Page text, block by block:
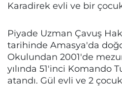
Karadirek evli ve bir çocuk
Piyade Uzman Çavuş
tarihinde Amasya'da
Okulundan 2001'de
yılında 51'inci Komando
atandı. Gül evli ve 2 çocuk